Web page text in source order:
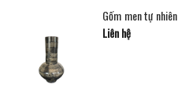
Gốm men tự nhiên
Liên hệ